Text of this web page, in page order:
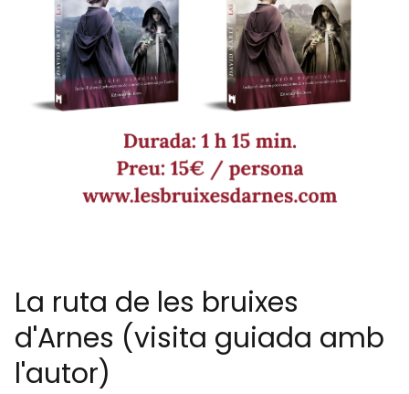
La ruta de les bruixes
d'Arnes (visita guiada amb
l'autor)